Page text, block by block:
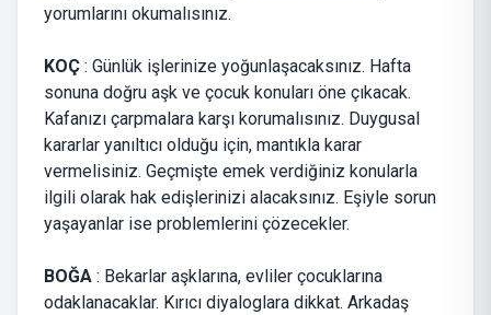
yorumlarını okumalısınız.
KOÇ : Günlük işlerinize yoğunlaşacaksınız. Hafta
sonuna doğru aşk ve çocuk konuları öne çıkacak.
Kafanızı çarpmalara karşı korumalısınız. Duygusal
kararlar yanıltıcı olduğu için, mantıkla karar
vermelisiniz. Geçmişte emek verdiğiniz konularla
ilgili olarak hak edişlerinizi alacaksınız. Eşiyle sorun
yaşayanlar ise problemlerini çözecekler.
BOĞA : Bekarlar aşklarına, evliler çocuklarına
odaklanacaklar. Kırıcı diyaloglara dikkat. Arkadaş